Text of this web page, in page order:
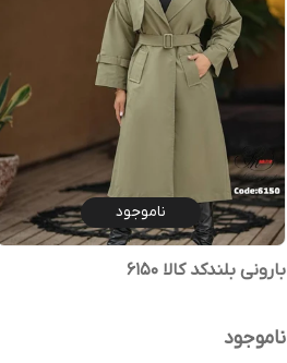
ناموجود
بارونی بلندکد کالا ۶۱۵۰
ناموجود